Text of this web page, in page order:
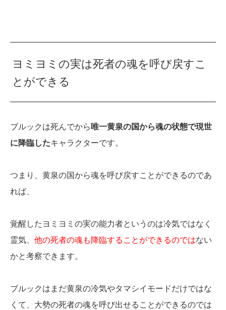
ヨミヨミの実は死者の魂を呼び戻すこ
とができる
ブルックは死んでから 唯一黄泉の国から魂の状態で現世
に降臨したキャラクターです。
つまり、黄泉の国から魂を呼び戻すことができるのであ
れば、
覚醒したヨミヨミの実の能力者というのは冷気ではなく
霊気、 他の死者の魂も降臨することができるのではない
かと考察できます。
ブルックはまだ黄泉の冷気やタマシイモードだけではな
くて、大勢の死者の魂を呼び出せることができるのでは